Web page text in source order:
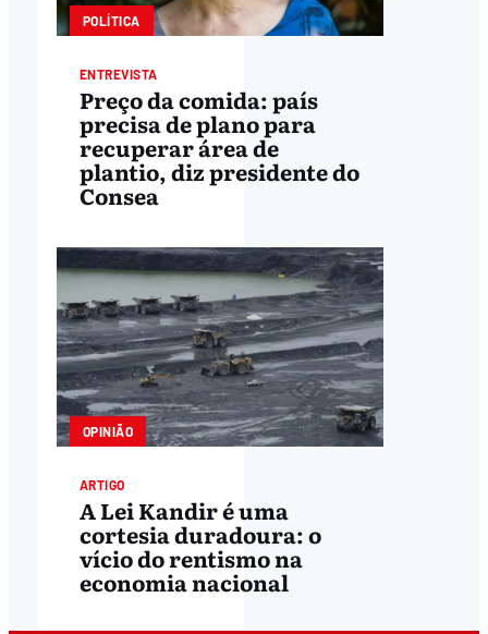
POLÍTICA
ENTREVISTA
Preço da comida: país
precisa de plano para
recuperar área de
plantio, diz presidente do
Consea
OPINIÃO
ARTIGO
A Lei Kandir é uma
cortesia duradoura: o
vício do rentismo na
economia nacional